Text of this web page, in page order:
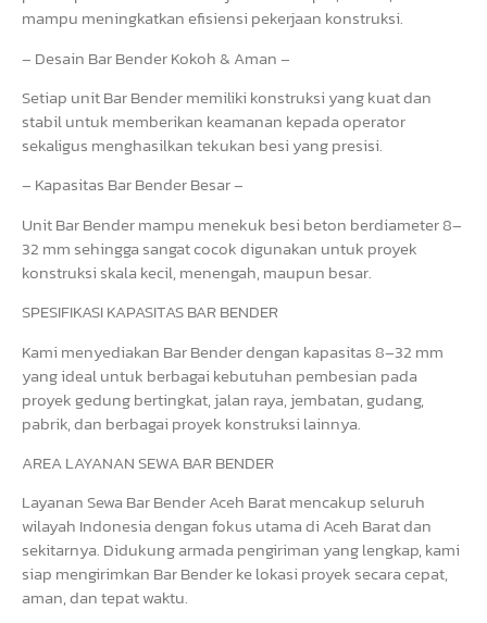
mampu meningkatkan efisiensi pekerjaan konstruksi.
– Desain Bar Bender Kokoh & Aman –
Setiap unit Bar Bender memiliki konstruksi yang kuat dan
stabil untuk memberikan keamanan kepada operator
sekaligus menghasilkan tekukan besi yang presisi.
– Kapasitas Bar Bender Besar –
Unit Bar Bender mampu menekuk besi beton berdiameter 8–
32 mm sehingga sangat cocok digunakan untuk proyek
konstruksi skala kecil, menengah, maupun besar.
SPESIFIKASI KAPASITAS BAR BENDER
Kami menyediakan Bar Bender dengan kapasitas 8–32 mm
yang ideal untuk berbagai kebutuhan pembesian pada
proyek gedung bertingkat, jalan raya, jembatan, gudang,
pabrik, dan berbagai proyek konstruksi lainnya.
AREA LAYANAN SEWA BAR BENDER
Layanan Sewa Bar Bender Aceh Barat mencakup seluruh
wilayah Indonesia dengan fokus utama di Aceh Barat dan
sekitarnya. Didukung armada pengiriman yang lengkap, kami
siap mengirimkan Bar Bender ke lokasi proyek secara cepat,
aman, dan tepat waktu.